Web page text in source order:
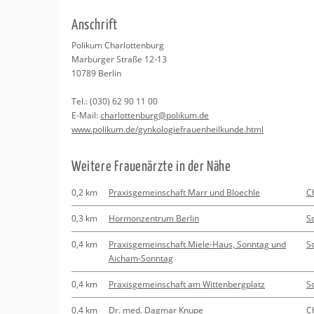
Beratung
Kurse
Regionale Tipps
An­schrift
Po­li­kum Char­lot­ten­burg
Mar­bur­ger Stra­ße 12-13
10789 Ber­lin
Tel.:(030) 62 90 11 00
E-Mail:char­lot­ten­burg@​polikum.​de
www.​polikum.​de/​gyn​kolo​gief​raue​nhei​lkun​de.​html
Wei­te­re Frau­en­ärz­te in der Nähe
0,2 km Praxisgemeinschaft Marr und Bloechle
0,3 km Hormonzentrum Berlin
0,4 km
Praxisgemeinschaft Miele-Haus, Sonntag und
Aicham-Sonntag
0,4 km Praxisgemeinschaft am Wittenbergplatz
0,4 km Dr. med. Dagmar Knupe